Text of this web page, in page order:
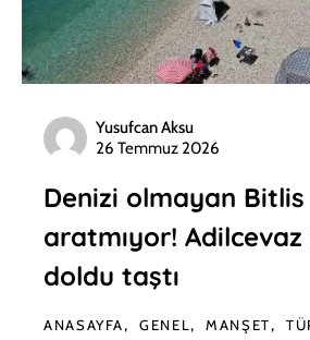
Yusufcan Aksu
26 Temmuz 2026
Denizi olmayan Bitlis
aratmıyor! Adilcevaz
doldu taştı
ANASAYFA GENEL MANŞET